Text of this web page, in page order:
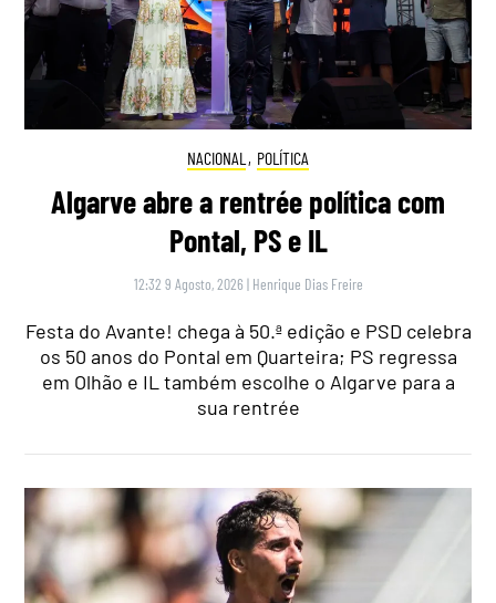
NACIONAL , POLÍTICA
Algarve abre a rentrée política com
Pontal, PS e IL
12:32 9 Agosto, 2026 | Henrique Dias Freire
Festa do Avante! chega à 50.ª edição e PSD celebra
os 50 anos do Pontal em Quarteira; PS regressa
em Olhão e IL também escolhe o Algarve para a
sua rentrée